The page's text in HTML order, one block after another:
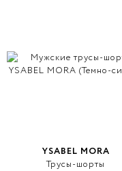
YSABEL MORA
Трусы-шорты